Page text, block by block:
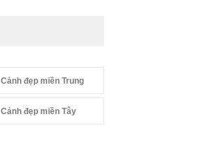
Cảnh đẹp miền Trung
Cảnh đẹp miền Tây